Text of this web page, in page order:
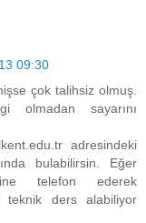
09:30
çok talihsiz olmuş.
olmadan sayarını
adresindeki
bulabilirsin. Eğer
telefon ederek
teknik ders alabiliyor